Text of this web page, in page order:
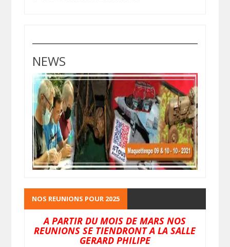
NEWS
NOS REUNIONS POUR 2025
A PARTIR DU MOIS DE MARS NOS
REUNIONS SE TIENDRONT A LA SALLE
GERARD PHILIPE